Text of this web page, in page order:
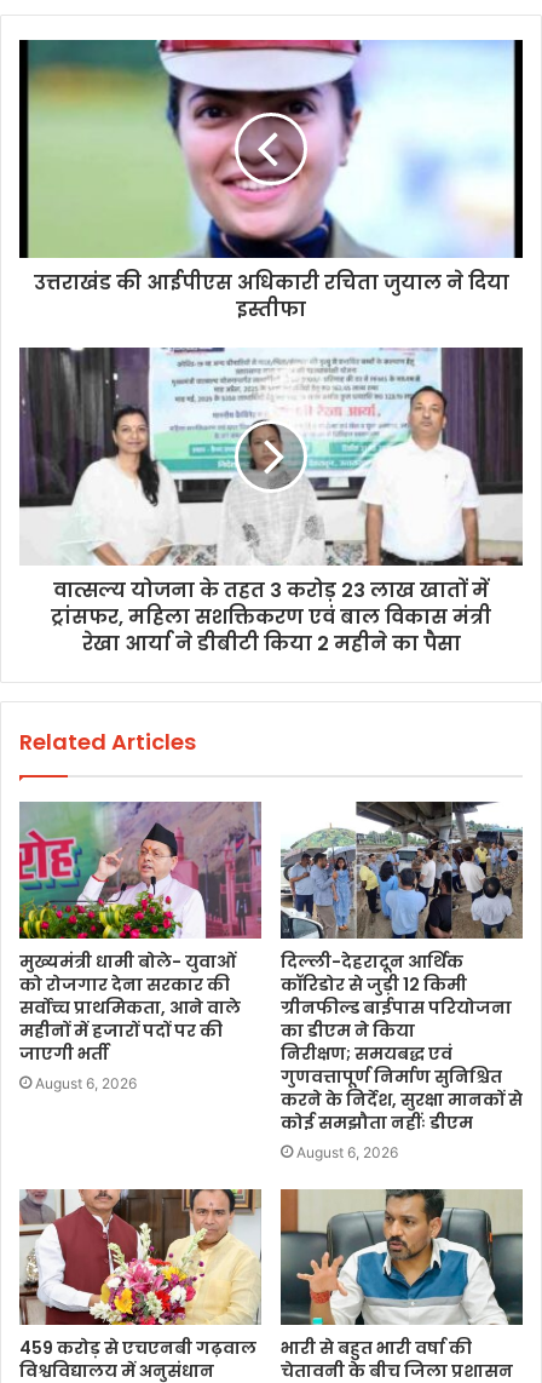
उत्तराखंड की आईपीएस अधिकारी रचिता जुयाल ने दिया
इस्तीफा
वात्सल्य योजना के तहत 3 करोड़ 23 लाख खातों में
ट्रांसफर, महिला सशक्तिकरण एवं बाल विकास मंत्री
रेखा आर्या ने डीबीटी किया 2 महीने का पैसा
Related Articles
मुख्यमंत्री धामी बोले- युवाओं
को रोजगार देना सरकार की
सर्वोच्च प्राथमिकता, आने वाले
महीनों में हजारों पदों पर की
जाएगी भर्ती
August 6, 2026
दिल्ली-देहरादून आर्थिक
कॉरिडोर से जुड़ी 12 किमी
ग्रीनफील्ड बाईपास परियोजना
का डीएम ने किया
निरीक्षण; समयबद्ध एवं
गुणवत्तापूर्ण निर्माण सुनिश्चित
करने के निर्देश, सुरक्षा मानकों से
कोई समझौता नहींः डीएम
August 6, 2026
459 करोड़ से एचएनबी गढ़वाल
विश्वविद्यालय में अनुसंधान
भारी से बहुत भारी वर्षा की
चेतावनी के बीच जिला प्रशासन